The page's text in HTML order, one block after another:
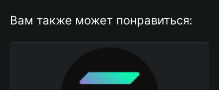
Вам также может понравиться: